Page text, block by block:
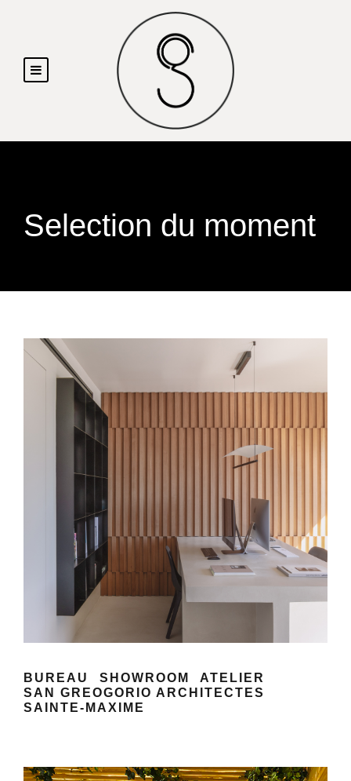
Selection du moment
BUREAU SHOWROOM ATELIER
SAN GREOGORIO ARCHITECTES
SAINTE-MAXIME
BUREAU SHOWROOM ATELIER
SAN GREOGORIO ARCHITECTES